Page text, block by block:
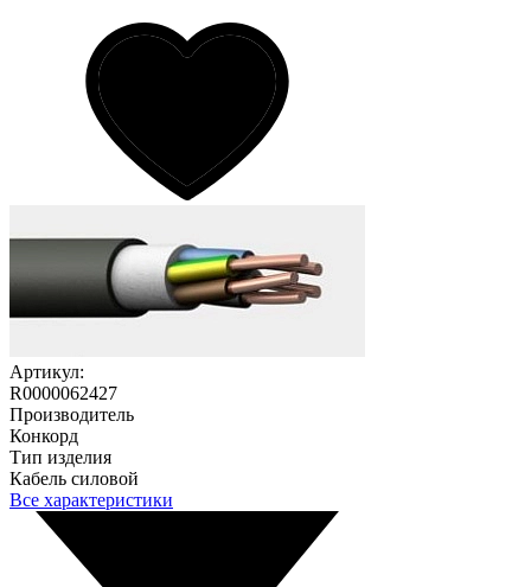
Артикул:
R0000062427
Производитель
Конкорд
Тип изделия
Кабель силовой
Все характеристики